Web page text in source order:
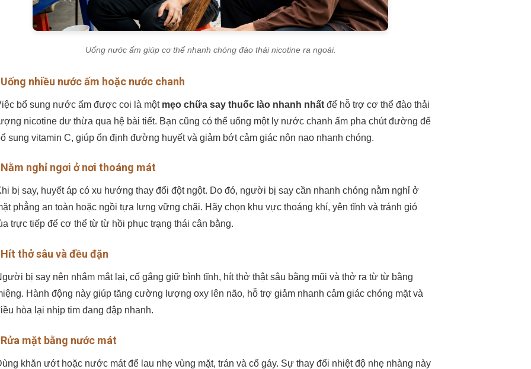
Uống nước ấm giúp cơ thể nhanh chóng đào thải nicotine ra ngoài.
nhiều nước ấm hoặc nước chanh
bổ sung nước ấm được coi là một mẹo chữa say thuốc lào nhanh nhấtđể hỗ trợ cơ thể đào thải
nicotine dư thừa qua hệ bài tiết. Bạn cũng có thể uống một ly nước chanh ấm pha chút đường để
sung vitamin C, giúp ổn định đường huyết và giảm bớt cảm giác nôn nao nhanh chóng.
nghỉ ngơi ở nơi thoáng mát
bị say, huyết áp có xu hướng thay đổi đột ngột. Do đó, người bị say cần nhanh chóng nằm nghỉ ở
phẳng an toàn hoặc ngồi tựa lưng vững chãi. Hãy chọn khu vực thoáng khí, yên tĩnh và tránh gió
trực tiếp để cơ thể từ từ hồi phục trạng thái cân bằng.
thở sâu và đều đặn
bị say nên nhắm mắt lại, cố gắng giữ bình tĩnh, hít thở thật sâu bằng mũi và thở ra từ từ bằng
Hành động này giúp tăng cường lượng oxy lên não, hỗ trợ giảm nhanh cảm giác chóng mặt và
hòa lại nhịp tim đang đập nhanh.
mặt bằng nước mát
khăn ướt hoặc nước mát để lau nhẹ vùng mặt, trán và cổ gáy. Sự thay đổi nhiệt độ nhẹ nhàng này